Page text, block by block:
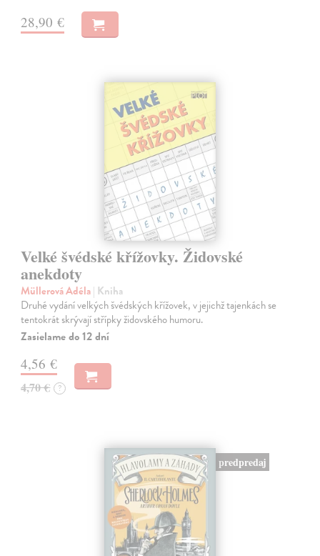
28,90 €
Velké švédské křížovky. Židovské
anekdoty
Müllerová Adéla| Kniha
Druhé vydání velkých švédských křížovek, v jejichž tajenkách se
tentokrát skrývají střípky židovského humoru.
Zasielame do 12 dní
4,56 €
4,70 € ?
predpredaj